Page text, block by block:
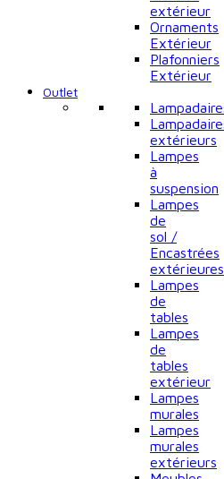
extérieur
Ornaments
Extérieur
Plafonniers
Extérieur
Outlet
extérieurs
Lampes
à
suspension
Lampes
de
sol /
Encastrées
extérieures
Lampes
de
tables
Lampes
de
tables
extérieur
Lampes
murales
Lampes
murales
extérieurs